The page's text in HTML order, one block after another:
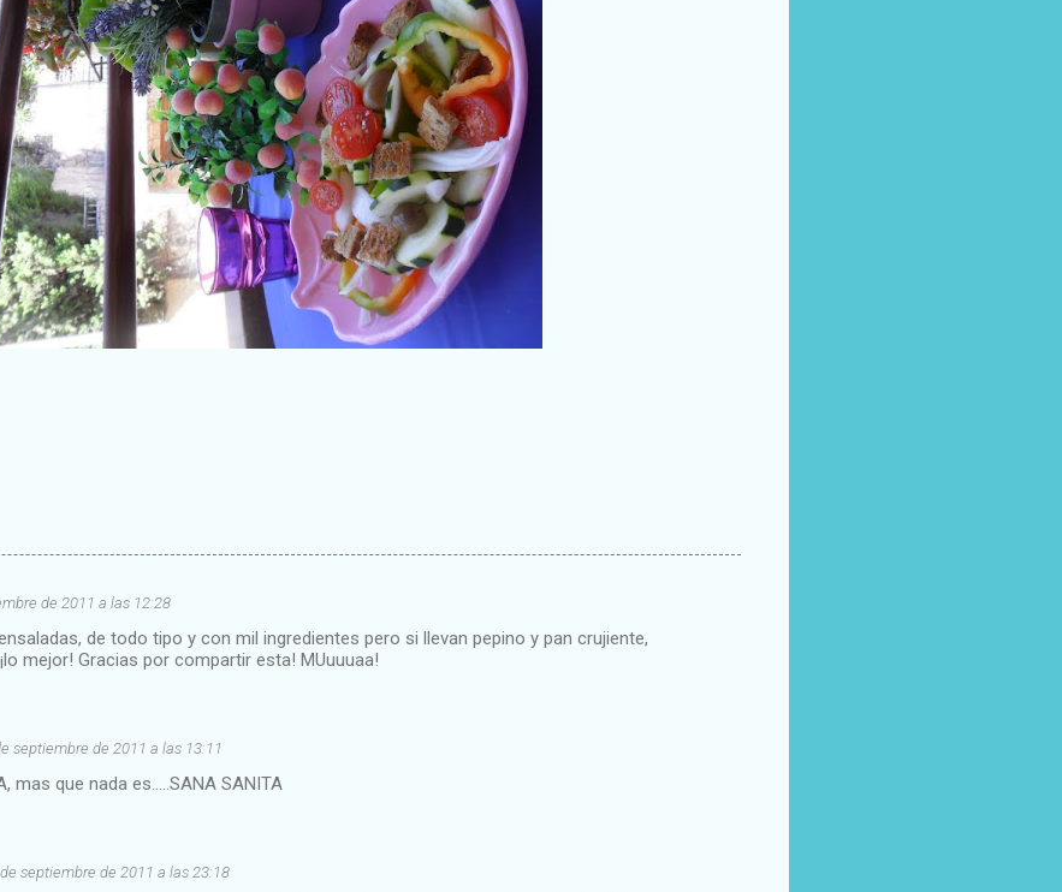
de 2011 a las 12:28
de todo tipo y con mil ingredientes pero si llevan pepino y pan crujiente,
mejor! Gracias por compartir esta! MUuuuaa!
septiembre de 2011 a las 13:11
mas que nada es.....SANA SANITA
septiembre de 2011 a las 23:18